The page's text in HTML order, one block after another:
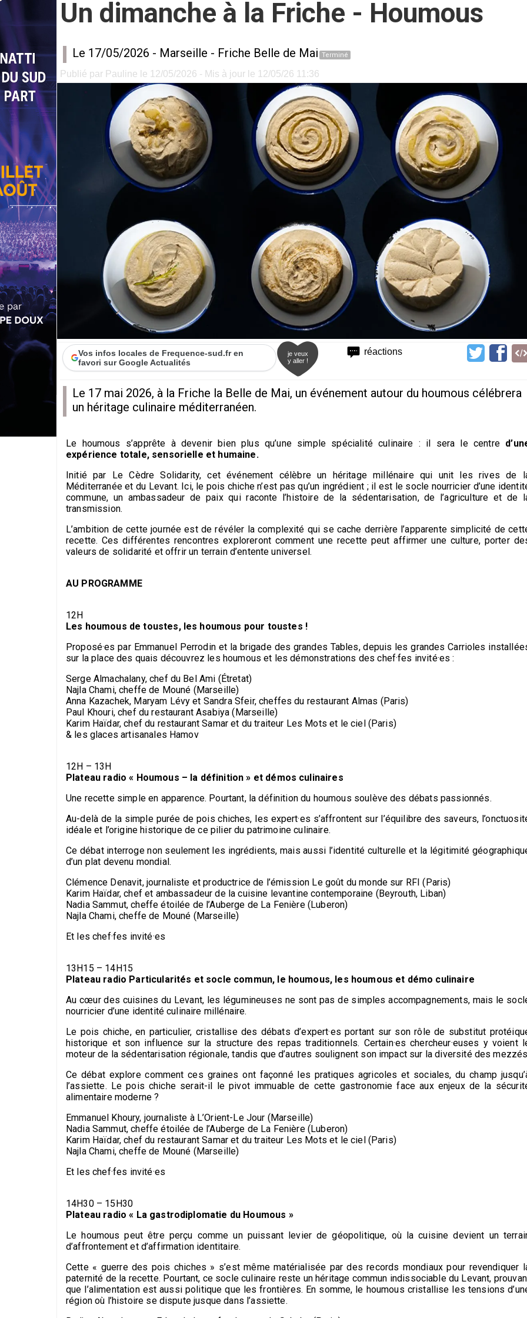
Un dimanche à la Friche - Houmous
Le 17/05/2026 - Marseille - Friche Belle de Mai Terminé
Publié par Pauline le 12/05/2026 - Mis à jour le 12/05/26 11:36
réactions
Vos infos locales de Frequence-sud.fr en
favori sur Google Actualités
je veux
y aller !
Le 17 mai 2026, à la Friche la Belle de Mai, un événement autour du houmous célébrera
un héritage culinaire méditerranéen.
Le houmous s’apprête à devenir bien plus qu’une simple spécialité culinaire : il sera le centre
expérience totale, sensorielle et humaine.
Initié par Le Cèdre Solidarity, cet événement célèbre un héritage millénaire qui unit les rives de
Méditerranée et du Levant. Ici, le pois chiche n’est pas qu’un ingrédient ; il est le socle nourricier d’une
commune, un ambassadeur de paix qui raconte l’histoire de la sédentarisation, de l’agriculture et de
transmission.
L’ambition de cette journée est de révéler la complexité qui se cache derrière l’apparente simplicité de
recette. Ces différentes rencontres exploreront comment une recette peut affirmer une culture, porter
valeurs de solidarité et offrir un terrain d’entente universel.
AU PROGRAMME
12H
Les houmous de toustes, les houmous pour toustes !
Proposé·es par Emmanuel Perrodin et la brigade des grandes Tables, depuis les grandes Carrioles
sur la place des quais découvrez les houmous et les démonstrations des chef·fes invité·es :
Serge Almachalany, chef du Bel Ami (Étretat)
Najla Chami, cheffe de Mouné (Marseille)
Anna Kazachek, Maryam Lévy et Sandra Sfeir, cheffes du restaurant Almas (Paris)
Paul Khouri, chef du restaurant Asabiya (Marseille)
Karim Haïdar, chef du restaurant Samar et du traiteur Les Mots et le ciel (Paris)
& les glaces artisanales Hamov
12H – 13H
Plateau radio « Houmous – la définition » et démos culinaires
Une recette simple en apparence. Pourtant, la définition du houmous soulève des débats passionnés.
Au-delà de la simple purée de pois chiches, les expert·es s’affrontent sur l’équilibre des saveurs,
idéale et l’origine historique de ce pilier du patrimoine culinaire.
Ce débat interroge non seulement les ingrédients, mais aussi l’identité culturelle et la légitimité
d’un plat devenu mondial.
Clémence Denavit, journaliste et productrice de l’émission Le goût du monde sur RFI (Paris)
Karim Haïdar, chef et ambassadeur de la cuisine levantine contemporaine (Beyrouth, Liban)
Nadia Sammut, cheffe étoilée de l’Auberge de La Fenière (Luberon)
Najla Chami, cheffe de Mouné (Marseille)
Et les chef·fes invité·es
13H15 – 14H15
Plateau radio Particularités et socle commun, le houmous, les houmous et démo culinaire
Au cœur des cuisines du Levant, les légumineuses ne sont pas de simples accompagnements, mais le
nourricier d’une identité culinaire millénaire.
Le pois chiche, en particulier, cristallise des débats d’expert·es portant sur son rôle de substitut
historique et son influence sur la structure des repas traditionnels. Certain·es chercheur·euses y voient
moteur de la sédentarisation régionale, tandis que d’autres soulignent son impact sur la diversité des
Ce débat explore comment ces graines ont façonné les pratiques agricoles et sociales, du champ
l’assiette. Le pois chiche serait-il le pivot immuable de cette gastronomie face aux enjeux de la
alimentaire moderne ?
Emmanuel Khoury, journaliste à L’Orient-Le Jour (Marseille)
Nadia Sammut, cheffe étoilée de l’Auberge de La Fenière (Luberon)
Karim Haïdar, chef du restaurant Samar et du traiteur Les Mots et le ciel (Paris)
Najla Chami, cheffe de Mouné (Marseille)
Et les chef·fes invité·es
14H30 – 15H30
Plateau radio « La gastrodiplomatie du Houmous »
Le houmous peut être perçu comme un puissant levier de géopolitique, où la cuisine devient un
d’affrontement et d’affirmation identitaire.
Cette « guerre des pois chiches » s’est même matérialisée par des records mondiaux pour revendiquer
paternité de la recette. Pourtant, ce socle culinaire reste un héritage commun indissociable du Levant,
que l’alimentation est aussi politique que les frontières. En somme, le houmous cristallise les tensions
région où l’histoire se dispute jusque dans l’assiette.